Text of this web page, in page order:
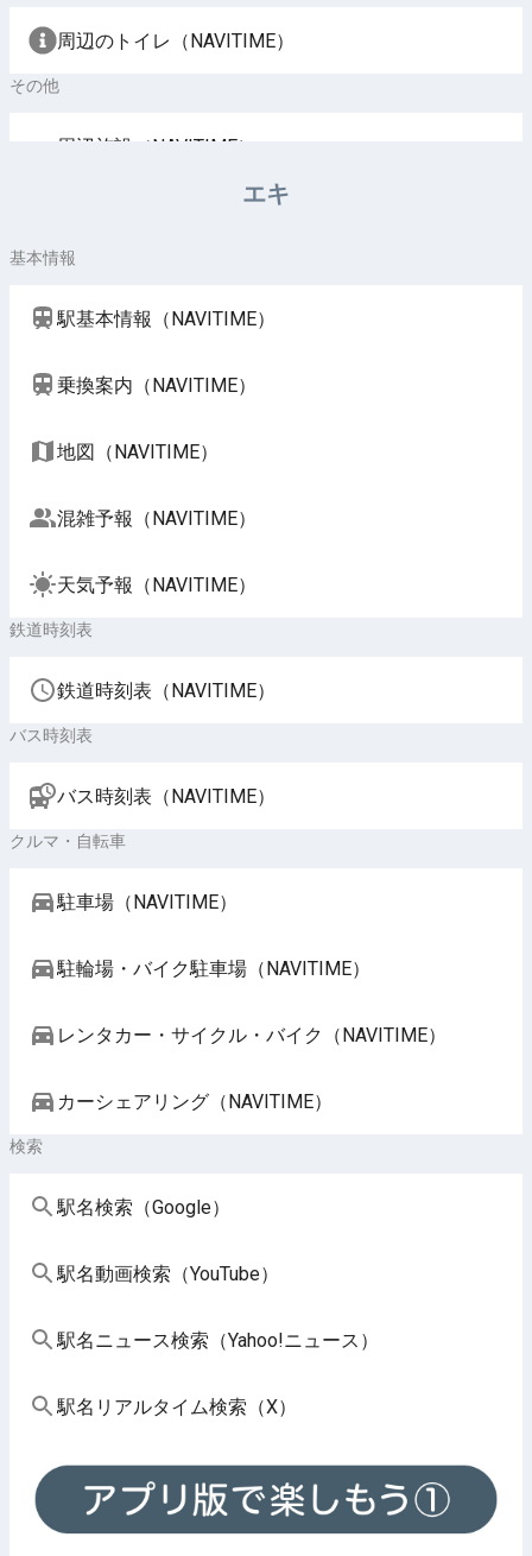
周辺のトイレ（NAVITIME）
その他
周辺施設（NAVITIME）
エキ
基本情報
駅基本情報（NAVITIME）
乗換案内（NAVITIME）
地図（NAVITIME）
混雑予報（NAVITIME）
天気予報（NAVITIME）
鉄道時刻表
鉄道時刻表（NAVITIME）
バス時刻表
バス時刻表（NAVITIME）
クルマ・自転車
駐車場（NAVITIME）
駐輪場・バイク駐車場（NAVITIME）
レンタカー・サイクル・バイク（NAVITIME）
カーシェアリング（NAVITIME）
検索
駅名検索（Google）
駅名動画検索（YouTube）
駅名ニュース検索（Yahoo!ニュース）
駅名リアルタイム検索（X）